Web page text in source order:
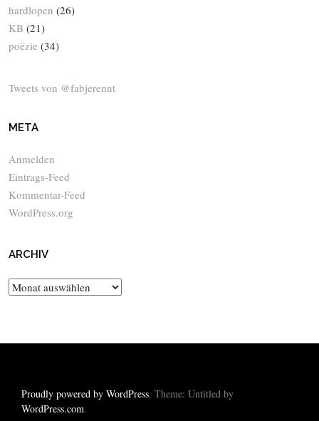
hardlopen (26)
KB (21)
poëzie (34)
Tweets von @fabjerennt
META
Anmelden
Eintrags-Feed
Kommentar-Feed
WordPress.org
ARCHIV
Archiv
Proudly powered by WordPress. Theme: Untitled by
WordPress.com.